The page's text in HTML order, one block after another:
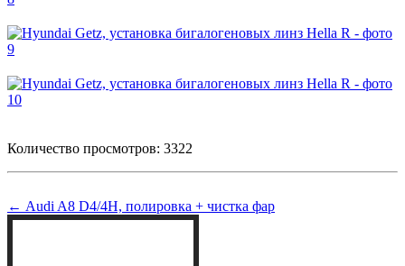
Количество просмотров: 3322
← Audi A8 D4/4H, полировка + чистка фар